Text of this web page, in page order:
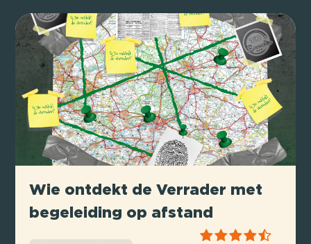
Wie ontdekt de Verrader met
begeleiding op afstand